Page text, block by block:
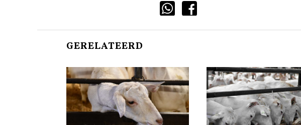
GERELATEERD